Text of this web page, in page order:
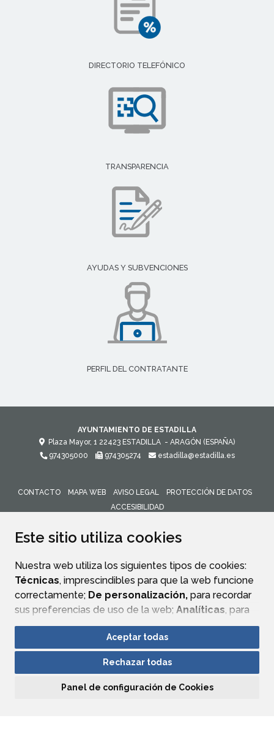
Este sitio utiliza cookies
Nuestra web utiliza los siguientes tipos de cookies:
Técnicas, imprescindibles para que la web funcione
correctamente; De personalización, para recordar
sus preferencias de uso de la web; Analíticas, para
mejorar el funcionamiento de la web y sus servicios.
Si acepta pulsando el botón“Aceptar todas”
consideramos que acepta su uso. Si pulsa el botón
ninguna acción, se guardarán las cookies técnicas
Aceptar todas
Rechazar todas
Panel de configuración de Cookies
DIRECTORIO TELEFÓNICO
TRANSPARENCIA
AYUDAS Y SUBVENCIONES
PERFIL DEL CONTRATANTE
AYUNTAMIENTO DE ESTADILLA
Plaza Mayor, 1 22423 ESTADILLA - ARAGÓN (ESPAÑA)
974305000
974305274 estadilla@estadilla.es
CONTACTO MAPA WEB AVISO LEGAL
PROTECCIÓN DE DATOS
ACCESIBILIDAD